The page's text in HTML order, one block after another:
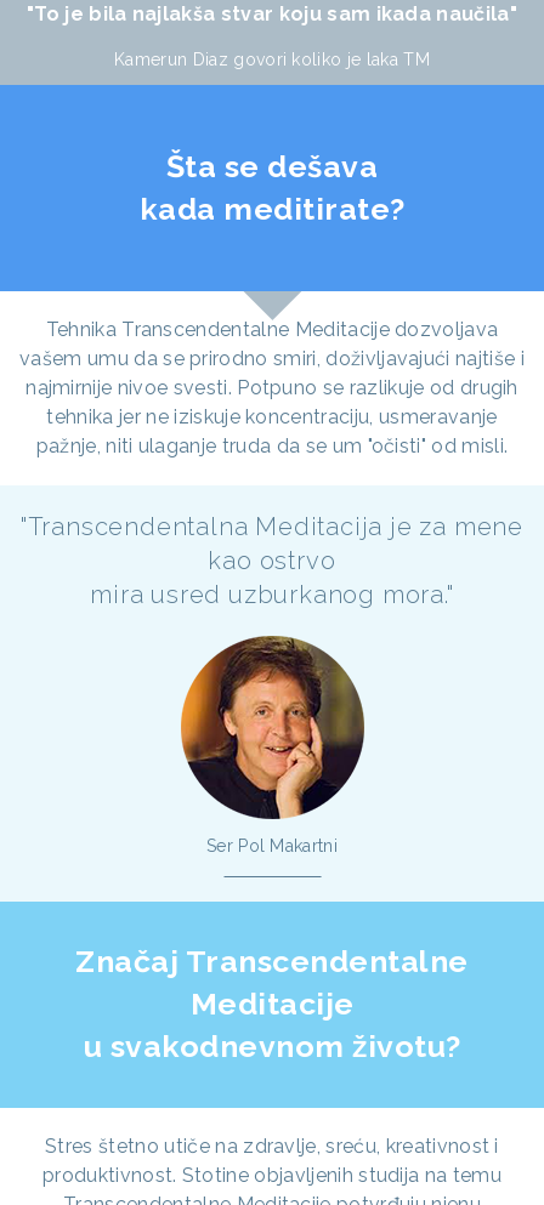
"To je bila najlakša stvar koju sam ikada naučila"
Kamerun Diaz govori koliko je laka TM
Šta se dešava
kada meditirate?
Tehnika Transcendentalne Meditacije dozvoljava
vašem umu da se prirodno smiri, doživljavajući najtiše i
najmirnije nivoe svesti. Potpuno se razlikuje od drugih
tehnika jer ne iziskuje koncentraciju, usmeravanje
pažnje, niti ulaganje truda da se um "očisti" od misli.
"Transcendentalna Meditacija je za mene
kao ostrvo
mira usred uzburkanog mora."
Ser Pol Makartni
Značaj Transcendentalne
Meditacije
u svakodnevnom životu?
Stres štetno utiče na zdravlje, sreću, kreativnost i
produktivnost. Stotine objavljenih studija na temu